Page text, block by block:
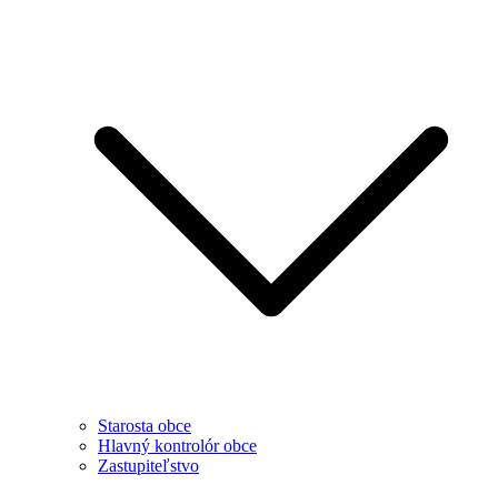
Starosta obce
Hlavný kontrolór obce
Zastupiteľstvo